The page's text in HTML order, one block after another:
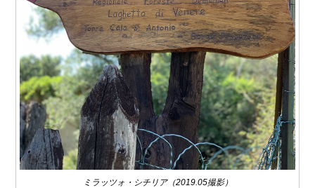
ミラッツォ・シチリア（2019.05撮影）